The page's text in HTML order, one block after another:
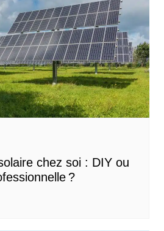
chez soi : DIY ou
?